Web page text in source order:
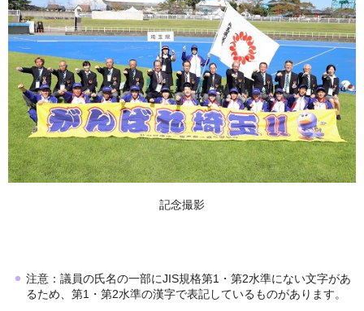
記念撮影
注意：議員の氏名の一部にJIS規格第1・第2水準にない文字があ
るため、第1・第2水準の漢字で表記しているものがあります。